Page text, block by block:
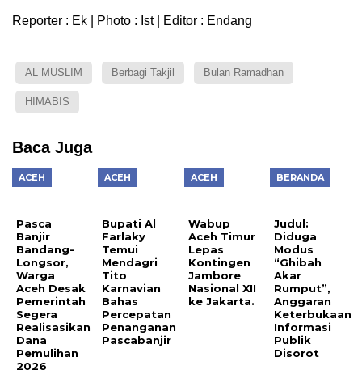
Reporter : Ek | Photo : Ist | Editor : Endang
AL MUSLIM Berbagi Takjil Bulan Ramadhan
HIMABIS
Baca Juga
ACEH
Pasca
Banjir
Bandang-
Longsor,
Warga
Aceh Desak
Pemerintah
Segera
Realisasikan
Dana
Pemulihan
2026
ACEH
Bupati Al
Farlaky
Temui
Mendagri
Tito
Karnavian
Bahas
Percepatan
Penanganan
Pascabanjir
ACEH
Wabup
Aceh Timur
Lepas
Kontingen
Jambore
Nasional XII
ke Jakarta.
BERANDA
Judul:
Diduga
Modus
“Ghibah
Akar
Rumput”,
Anggaran
Keterbukaan
Informasi
Publik
Disorot